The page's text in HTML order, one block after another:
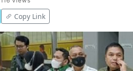
Copy Link